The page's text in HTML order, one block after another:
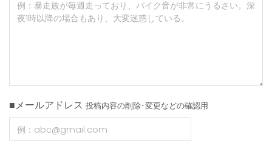
■メールアドレス 投稿内容の削除･変更などの確認用